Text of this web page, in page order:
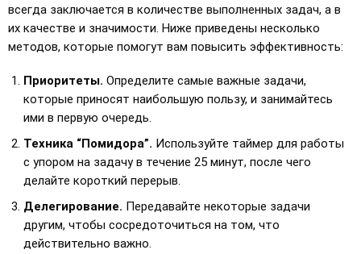
всегда заключается в количестве выполненных задач, а в
их качестве и значимости. Ниже приведены несколько
методов, которые помогут вам повысить эффективность:
Приоритеты. Определите самые важные задачи,
которые приносят наибольшую пользу, и занимайтесь
ими в первую очередь.
Техника “Помидора”. Используйте таймер для работы
с упором на задачу в течение 25 минут, после чего
делайте короткий перерыв.
Делегирование. Передавайте некоторые задачи
другим, чтобы сосредоточиться на том, что
действительно важно.